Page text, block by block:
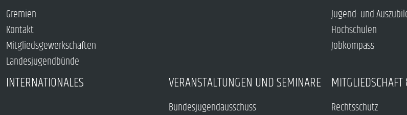
Gremien
Kontakt
Mitgliedsgewerkschaften
Landesjugendbünde
Jugend- und
Hochschulen
Jobkompass
INTERNATIONALES VERANSTALTUNGEN UND SEMINARE
Bundesjugendausschuss Rechtsschutz